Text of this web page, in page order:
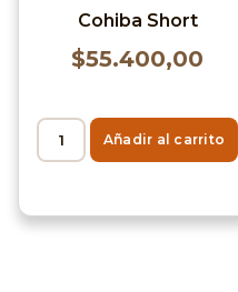
Cohiba Short
$55.400,00
Añadir al carrito